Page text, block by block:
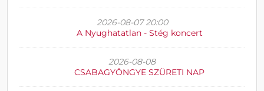
2026-08-07 20:00
A Nyughatatlan - Stég koncert
2026-08-08
CSABAGYÖNGYE SZÜRETI NAP